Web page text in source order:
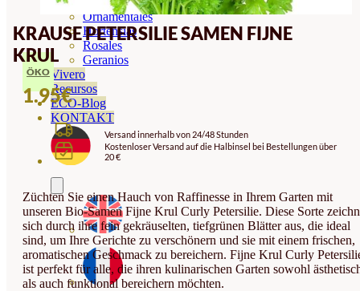
Ornamentales
Hortensias
Rosales
Geranios
Vivero
Recursos
ECO-Blog
KONTAKT
KRAUSE PETERSILIE SAMEN FIJNE
KRUL
ÖKO
1.95€
Versand innerhalb von 24/48 Stunden
Kostenloser Versand auf die Halbinsel bei Bestellungen über
20 €
Züchten Sie einen Hauch von Raffinesse in Ihrem Garten mit
unseren Bio-Samen Fijne Krul Curly Petersilie. Diese Sorte
sich durch ihre fein gekräuselten, tiefgrünen Blätter aus, die ideal
sind, um Ihre Gerichte zu verschönern und sie mit einem frischen,
aromatischen Geschmack zu bereichern. Fijne Krul Curly
ist perfekt für alle, die ihren kulinarischen Garten sowohl
als auch funktional bereichern möchten.